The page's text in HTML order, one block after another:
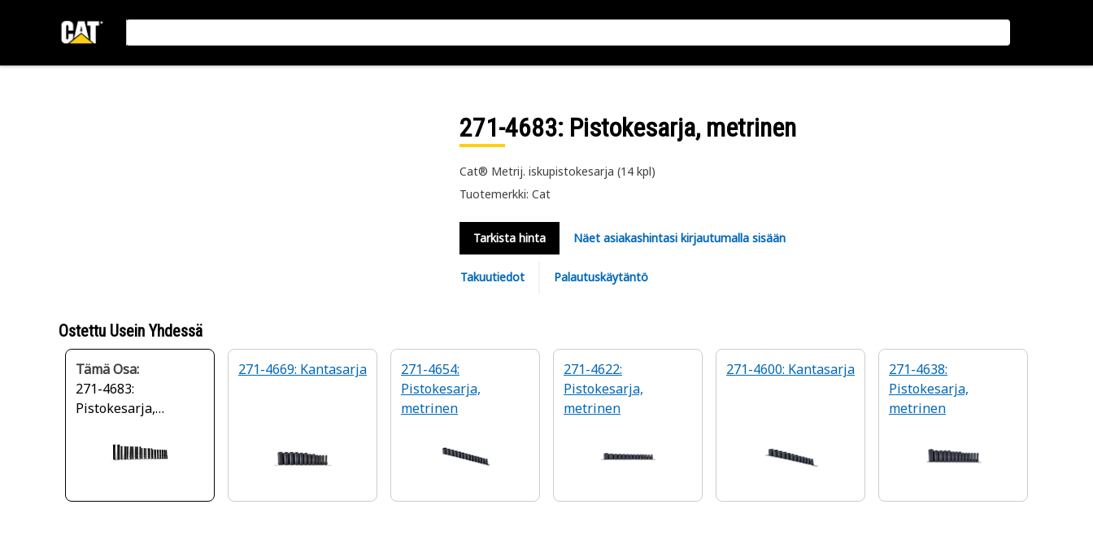
271-4683: Pistokesarja, metrinen
Cat® Metrij. iskupistokesarja (14 kpl)
Tuotemerkki: Cat
Tarkista hinta Näet asiakashintasi kirjautumalla sisään
Takuutiedot Palautuskäytäntö
Ostettu Usein Yhdessä
Tämä Osa:
271-4683:
Pistokesarja,
271-4669: Kantasarja
271-4654:
Pistokesarja,
metrinen
271-4622:
Pistokesarja,
metrinen
271-4600: Kantasarja
271-4638:
Pistokesarja,
metrinen